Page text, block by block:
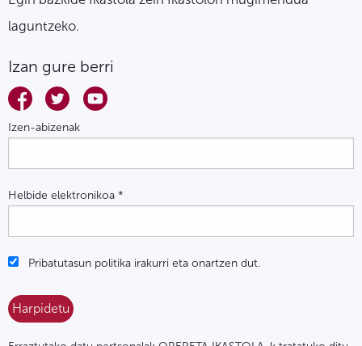
laguntzeko.
Izan gure berri
Izen-abizenak
Helbide elektronikoa *
Pribatutasun politika irakurri eta onartzen dut.